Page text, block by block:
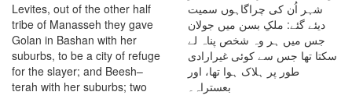
Levites, out of the other half
tribe of Manasseh they gave
Golan in Bashan with her
suburbs, to be a city of refuge
for the slayer; and Beesh–
terah with her suburbs; two
شہر اُن کی چراگاہوں سمیت
دیئے گئے: ملکِ بسن میں جولان
جس میں ہر وہ شخص پناہ لے
سکتا تھا جس سے کوئی غیرارادی
طور پر ہلاک ہوا تھا، اور
بعستراہ۔